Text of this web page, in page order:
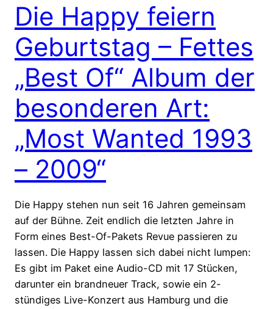
Die Happy feiern
Geburtstag – Fettes
„Best Of“ Album der
besonderen Art:
„Most Wanted 1993
– 2009“
Die Happy stehen nun seit 16 Jahren gemeinsam
auf der Bühne. Zeit endlich die letzten Jahre in
Form eines Best-Of-Pakets Revue passieren zu
lassen. Die Happy lassen sich dabei nicht lumpen:
Es gibt im Paket eine Audio-CD mit 17 Stücken,
darunter ein brandneuer Track, sowie ein 2-
stündiges Live-Konzert aus Hamburg und die